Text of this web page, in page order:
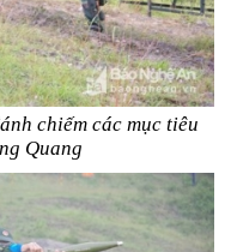
chiếm các mục tiêu
Quang